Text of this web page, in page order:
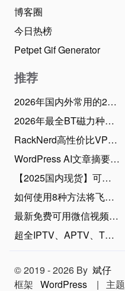
博客圈
今日热榜
Petpet Gif Generator
推荐
2026年国内外常用的28款BT磁力下载工具推荐：老司机必备！
2026年最全BT磁力种子搜索引擎网站，资源应有尽有
RackNerd高性价比VPS优惠码和最新2026年6月促销活动整理（2026年6月22日）
WordPress AI文章摘要生成插件使用指南，支持20款AI大模型、批量生成摘要
【2025国内现货】可在中国漫游的新西兰Skinny电话卡，免费收短信可0元保号
如何使用8种方法将飞书文档快速单篇/批量导出为Markdown？（2025年11月）
最新免费可用微信视频号下载方法，亲测简单易用！（2026年7月30日）
超全IPTV、APTV、TVBox直播源和电视TV观看工具（2026年8月1日持续更新）
© 2019 - 2026 By 斌仔
框架 WordPress | 主题